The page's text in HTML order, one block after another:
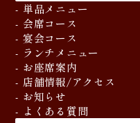
- 単品メニュー
- 会席コース
- 宴会コース
- ランチメニュー
- お座席案内
- 店舗情報/アクセス
- お知らせ
- よくある質問